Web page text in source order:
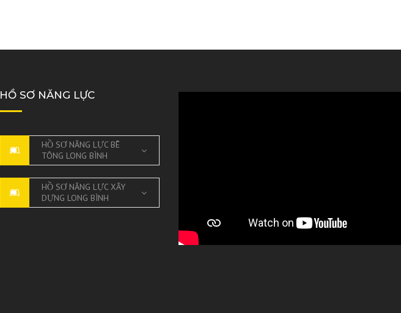
HỒ SƠ NĂNG LỰC
HỒ SƠ NĂNG LỰC BÊ
TÔNG LONG BÌNH
HỒ SƠ NĂNG LỰC XÂY
DỰNG LONG BÌNH